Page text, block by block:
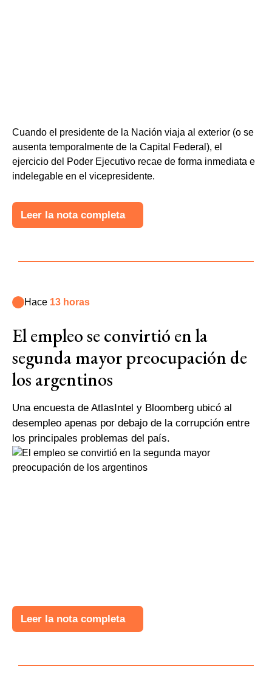
Cuando el presidente de la Nación viaja al exterior (o se
ausenta temporalmente de la Capital Federal), el
ejercicio del Poder Ejecutivo recae de forma inmediata e
indelegable en el vicepresidente.
Leer la nota completa
Hace 13 horas
El empleo se convirtió en la
segunda mayor preocupación de
los argentinos
Una encuesta de AtlasIntel y Bloomberg ubicó al
desempleo apenas por debajo de la corrupción entre
los principales problemas del país.
Leer la nota completa